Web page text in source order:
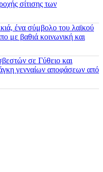
σίτισης των
ένα σύμβολο του λαϊκού
με βαθιά κοινωνική και
σε Γύθειο και
γενναίων αποφάσεων από